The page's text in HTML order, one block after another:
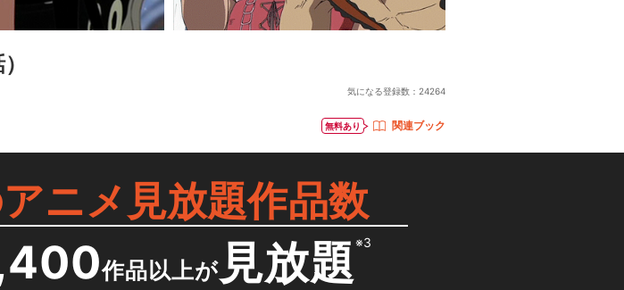
気になる登録数： 24264
無料あり 関連ブック
アニメ見放題作品数
作品以上が 見放題※3